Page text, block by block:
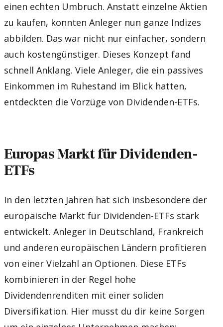
einen echten Umbruch. Anstatt einzelne Aktien
zu kaufen, konnten Anleger nun ganze Indizes
abbilden. Das war nicht nur einfacher, sondern
auch kostengünstiger. Dieses Konzept fand
schnell Anklang. Viele Anleger, die ein passives
Einkommen im Ruhestand im Blick hatten,
entdeckten die Vorzüge von Dividenden-ETFs.
Europas Markt für Dividenden-
ETFs
In den letzten Jahren hat sich insbesondere der
europäische Markt für Dividenden-ETFs stark
entwickelt. Anleger in Deutschland, Frankreich
und anderen europäischen Ländern profitieren
von einer Vielzahl an Optionen. Diese ETFs
kombinieren in der Regel hohe
Dividendenrenditen mit einer soliden
Diversifikation. Hier musst du dir keine Sorgen